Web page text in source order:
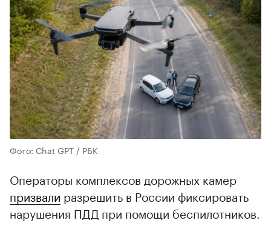
Фото: Chat GPT / РБК
Операторы комплексов дорожных камер
призвали разрешить в России фиксировать
нарушения ПДД при помощи беспилотников.